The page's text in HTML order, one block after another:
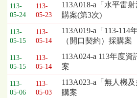
113-
05-24
113-
05-23
113A018-a「水平雷
購案(第3次)
113-
05-15
113-
05-14
113A019-a「113-114
（開口契約）採購案
113-
05-15
113-
05-14
113A024-a 113年度
案
113-
05-06
113-
05-03
113A023-a「無人機
購案